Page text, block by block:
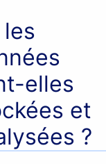
les
elles
et
?